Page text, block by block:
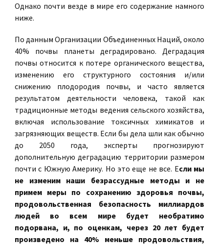
Однако почти везде в мире его содержание намного
ниже.
По данным Организации Объединенных Наций, около
40% почвы планеты деградировано. Деградация
почвы относится к потере органического вещества,
изменению его структурного состояния и/или
снижению плодородия почвы, и часто является
результатом деятельности человека, такой как
традиционные методы ведения сельского хозяйства,
включая использование токсичных химикатов и
загрязняющих веществ. Если бы дела шли как обычно
до 2050 года, эксперты прогнозируют
дополнительную деградацию территории размером
почти с Южную Америку. Но это еще не все. Если мы
не изменим наши безрассудные методы и не
примем меры по сохранению здоровья почвы,
продовольственная безопасность миллиардов
людей во всем мире будет необратимо
подорвана, и, по оценкам, через 20 лет будет
произведено на 40% меньше продовольствия,